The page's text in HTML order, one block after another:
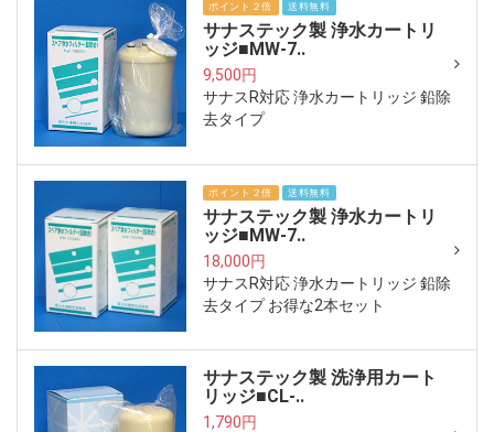
ポイント２倍 送料無料
サナステック製 浄水カートリ
ッジ■MW-7..
9,500円
サナスR対応 浄水カートリッジ 鉛除
去タイプ
ポイント２倍 送料無料
サナステック製 浄水カートリ
ッジ■MW-7..
18,000円
サナスR対応 浄水カートリッジ 鉛除
去タイプ お得な2本セット
サナステック製 洗浄用カート
リッジ■CL-..
1,790円